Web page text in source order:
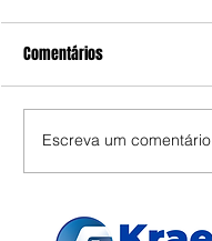
Comentários
Escreva um comentário